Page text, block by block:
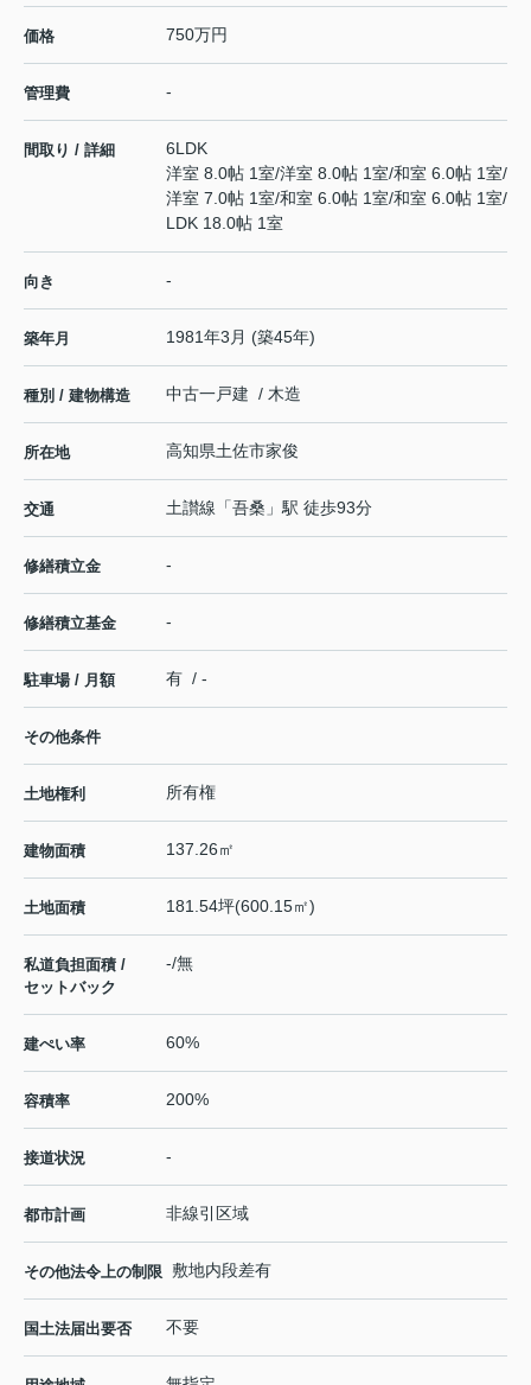
価格 750万円
管理費 -
間取り / 詳細
6LDK
洋室 8.0帖 1室/洋室 8.0帖 1室/和室 6.0帖 1室/
洋室 7.0帖 1室/和室 6.0帖 1室/和室 6.0帖 1室/
LDK 18.0帖 1室
向き -
築年月 1981年3月 (築45年)
種別 / 建物構造 中古一戸建 / 木造
所在地 高知県土佐市家俊
交通 土讃線 「吾桑 」駅 徒歩93分
修繕積立金 -
修繕積立基金 -
駐車場 / 月額 有 / -
その他条件
土地権利 所有権
建物面積 137.26㎡
土地面積 181.54坪(600.15㎡)
私道負担面積 /
セットバック
-/無
建ぺい率 60%
容積率 200%
接道状況 -
都市計画 非線引区域
その他法令上の制限 敷地内段差有
国土法届出要否 不要